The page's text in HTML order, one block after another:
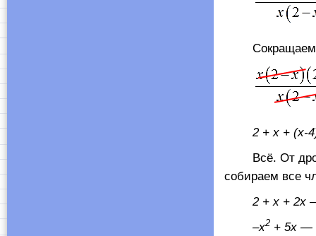
Сокращаем
2 + x+ (x-
Всё. От
собираем все
2 + x+ 2x
–х2+ 5x—